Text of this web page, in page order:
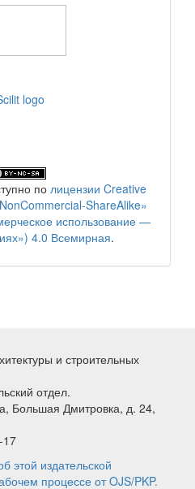
по лицензии Creative
ShareAlike»
использование —
4.0 Всемирная.
и строительных
отдел.
Большая Дмитровка, д. 24,
17